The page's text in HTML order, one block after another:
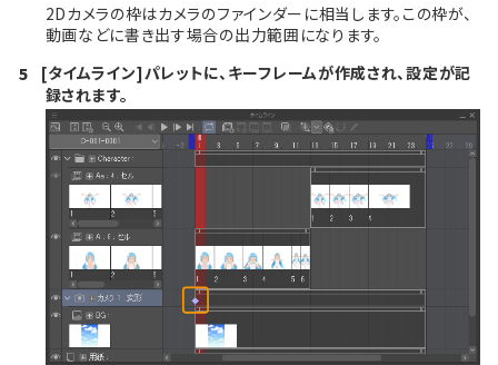
2Dカメラの枠はカメラのファインダーに相当します。この枠が、
動画などに書き出す場合の出力範囲になります。
5
[タイムライン]パレットに、キーフレームが作成され、設定が記
録されます。